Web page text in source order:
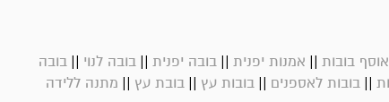
אוסף בובות || אמנות יפנית ||בובה יפנית ||בובה לנוי ||בובה
||בובות לאספנים ||בובות עץ ||בובת עץ || מתנה ללידה